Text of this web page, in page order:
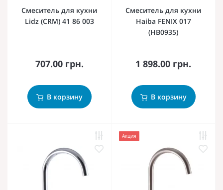
Смеситель для кухни
Lidz (CRM) 41 86 003
707.00 грн.
В корзину
Смеситель для кухни
Haiba FENIX 017
(HB0935)
1 898.00 грн.
В корзину
Акция